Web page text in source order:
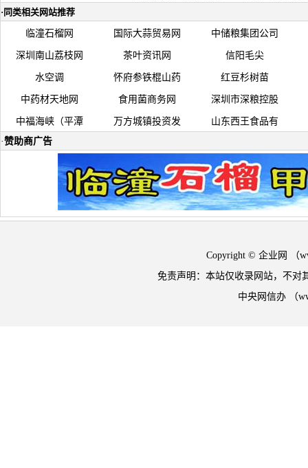
· 同类相关网站推荐
临潼石榴网 国际大蒜贸易网 中储粮集团公司
深圳南山荔枝网 茶叶资讯网 信阳毛尖
水空调 怀府参铁棍山药 红豆杉树苗
中药材天地网 食用菌商务网 深圳市深粮控股
中福海峡（平潭 万方城镇投资发
山东西王食品有
·赞助商广告
Copyright © 企业网 （
免责声明：本站仅收录网站，不对
中央网信办 （